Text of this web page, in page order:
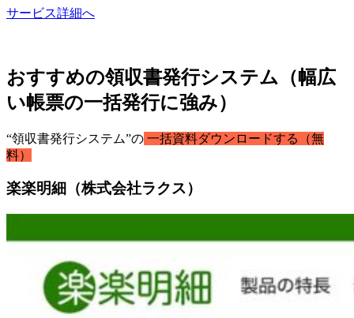
サービス詳細へ
おすすめの領収書発行システム（幅広
い帳票の一括発行に強み）
“領収書発行システム”の 一括資料ダウンロードする（無
料）
楽楽明細（株式会社ラクス）